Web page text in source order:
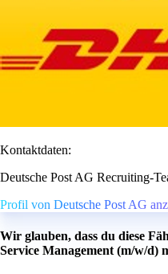
Kontaktdaten:
Deutsche Post AG Recruiting-
Profil von Deutsche Post AG
Wir glauben, dass du diese
Service Management (m/w/d)